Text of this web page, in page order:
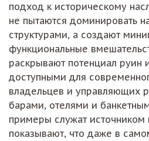
подход к историческому
не пытаются доминировать
структурами, а создают
функциональные
раскрывают потенциал руин
доступными для
владельцев и управляющих
барами, отелями и
примеры служат источником
показывают, что даже в